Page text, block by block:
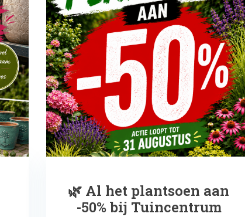
🌿 Al het plantsoen aan
-50% bij Tuincentrum